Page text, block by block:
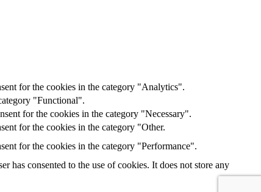
for the cookies in the category "Analytics".
"Functional".
for the cookies in the category "Necessary".
for the cookies in the category "Other.
for the cookies in the category "Performance".
has consented to the use of cookies. It does not store any